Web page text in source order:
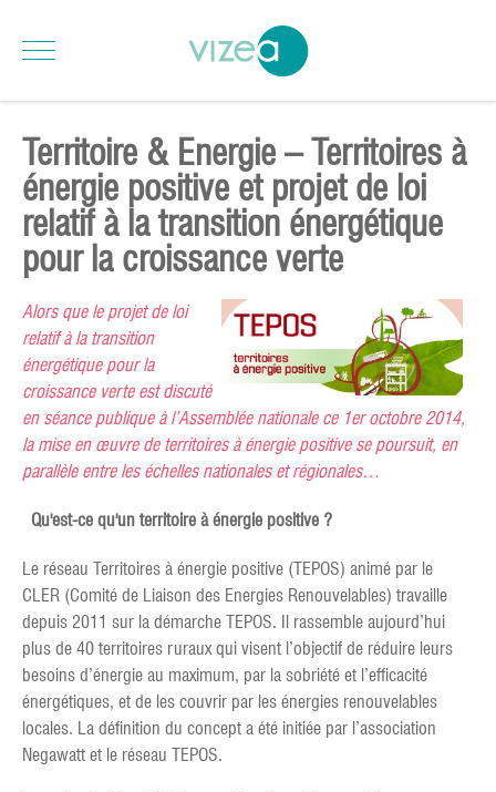
Territoire & Energie – Territoires à
énergie positive et projet de loi
relatif à la transition énergétique
pour la croissance verte
Alors que le projet de loi
relatif à la transition
énergétique pour la
croissance verte est discuté
en séance publique à l’Assemblée nationale ce 1er octobre 2014,
la mise en œuvre de territoires à énergie positive se poursuit, en
parallèle entre les échelles nationales et régionales…
Qu'est-ce qu'un territoire à énergie positive ?
Le réseau Territoires à énergie positive (TEPOS) animé par le
CLER (Comité de Liaison des Energies Renouvelables) travaille
depuis 2011 sur la démarche TEPOS. Il rassemble aujourd’hui
plus de 40 territoires ruraux qui visent l’objectif de réduire leurs
besoins d’énergie au maximum, par la sobriété et l’efficacité
énergétiques, et de les couvrir par les énergies renouvelables
locales. La définition du concept a été initiée par l’association
Negawatt et le réseau TEPOS.